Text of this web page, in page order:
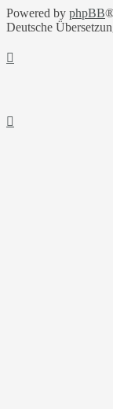
Powered by phpBB
Deutsche